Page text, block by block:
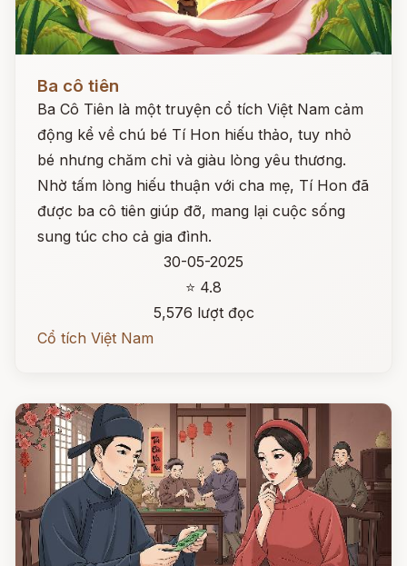
Ba cô tiên
Ba Cô Tiên là một truyện cổ tích Việt Nam cảm
động kể về chú bé Tí Hon hiếu thảo, tuy nhỏ
bé nhưng chăm chỉ và giàu lòng yêu thương.
Nhờ tấm lòng hiếu thuận với cha mẹ, Tí Hon đã
được ba cô tiên giúp đỡ, mang lại cuộc sống
sung túc cho cả gia đình.
30-05-2025
⭐ 4.8
5,576 lượt đọc
Cổ tích Việt Nam